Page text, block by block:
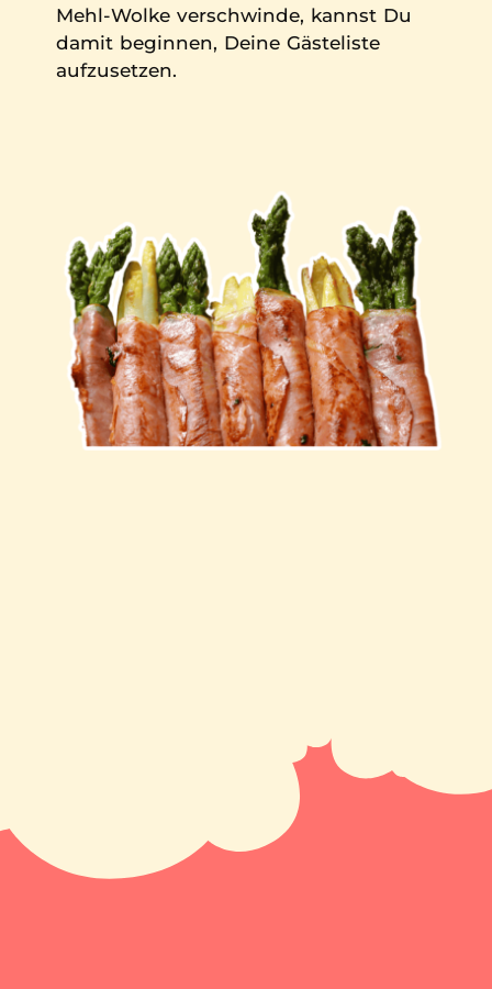
Mehl-Wolke verschwinde, kannst Du
damit beginnen, Deine Gästeliste
aufzusetzen.